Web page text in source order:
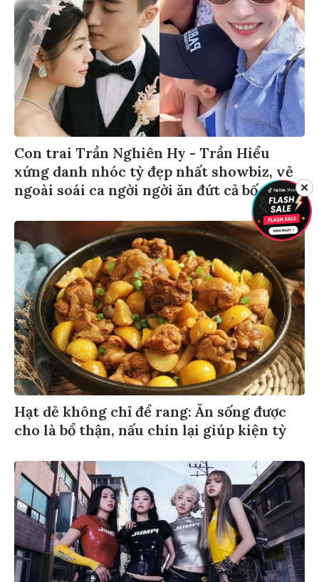
Con trai Trần Nghiên Hy - Trần Hiểu
xứng danh nhóc tỳ đẹp nhất showbiz, vẻ
ngoài soái ca ngời ngời ăn đứt cả bố
Hạt dẻ không chỉ để rang: Ăn sống được
cho là bổ thận, nấu chín lại giúp kiện tỳ
✕